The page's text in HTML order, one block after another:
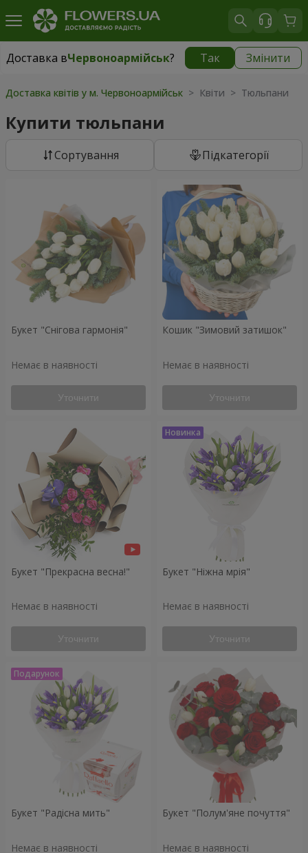
Доставка вЧервоноармійськ? Так Змінити
Доставка вЧервоноармійськ|754 грн
Доставка квітів у м. Червоноармійськ > Квіти > Тюльпани
Купити тюльпани
Сортування Підкатегорії
Букет "Снігова гармонія"
Немає в наявності
Уточнити
Кошик "Зимовий затишок"
Немає в наявності
Уточнити
Букет "Прекрасна весна!"
Немає в наявності
Уточнити
Букет "Ніжна мрія"
Немає в наявності
Уточнити
Букет "Радісна мить"
Немає в наявності
Букет "Полум'яне почуття"
Немає в наявності